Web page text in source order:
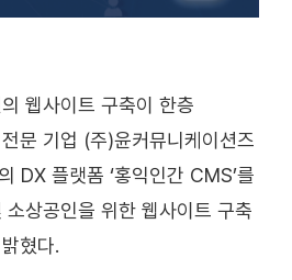
웹사이트 구축이 한층
문 기업 (주)윤커뮤니케이션즈
DX 플랫폼 ‘홍익인간 CMS’를
상공인을 위한 웹사이트 구축
혔다.